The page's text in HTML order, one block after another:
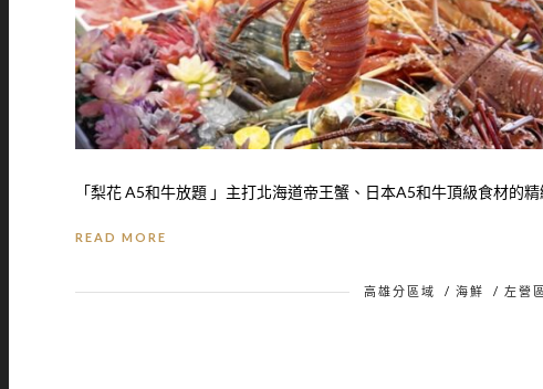
「梨花 A5和牛放題 」主打北海道帝王蟹、日本A5和牛頂級食材的
READ MORE
高雄分區域 / 海鮮 / 左營區